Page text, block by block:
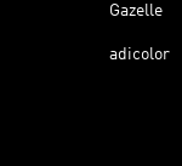
Gazelle
adicolor